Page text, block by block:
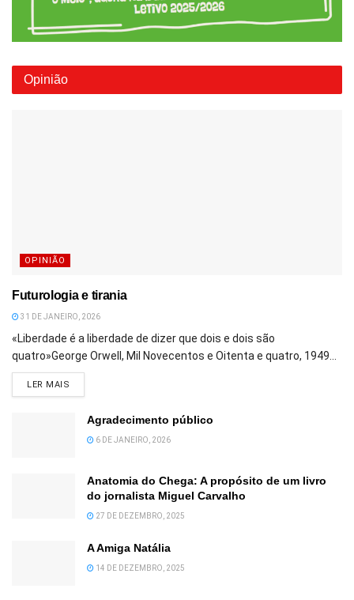
Opinião
OPINIÃO
Futurologia e tirania
31 DE JANEIRO, 2026
«Liberdade é a liberdade de dizer que dois e dois são
quatro»George Orwell, Mil Novecentos e Oitenta e quatro, 1949...
LER MAIS
Agradecimento público
6 DE JANEIRO, 2026
Anatomia do Chega: A propósito de um livro
do jornalista Miguel Carvalho
27 DE DEZEMBRO, 2025
A Amiga Natália
14 DE DEZEMBRO, 2025